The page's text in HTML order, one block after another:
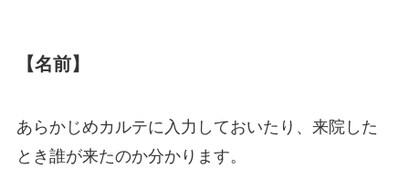
【名前】
あらかじめカルテに入力しておいたり、来院した
とき誰が来たのか分かります。